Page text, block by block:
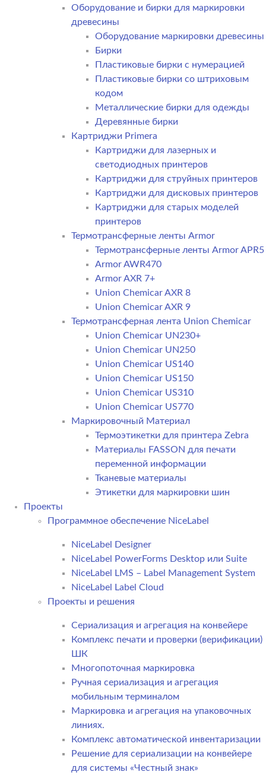
Оборудование и бирки для маркировки
древесины
Оборудование маркировки древесины
Бирки
Пластиковые бирки с нумерацией
Пластиковые бирки со штриховым
кодом
Металлические бирки для одежды
Деревянные бирки
Картриджи Primera
Картриджи для лазерных и
светодиодных принтеров
Картриджи для струйных принтеров
Картриджи для дисковых принтеров
Картриджи для старых моделей
принтеров
Термотрансферные ленты Armor
Термотрансферные ленты Armor APR5
Armor AWR470
Armor AXR 7+
Union Chemicar AXR 8
Union Chemicar AXR 9
Термотрансферная лента Union Chemicar
Union Chemicar UN230+
Union Chemicar UN250
Union Chemicar US140
Union Chemicar US150
Union Chemicar US310
Union Chemicar US770
Маркировочный Материал
Термоэтикетки для принтера Zebra
Материалы FASSON для печати
переменной информации
Тканевые материалы
Этикетки для маркировки шин
Проекты
Программное обеспечение NiceLabel
NiceLabel Designer
NiceLabel PowerForms Desktop или Suite
NiceLabel LMS – Label Management System
NiceLabel Label Cloud
Проекты и решения
Сериализация и агрегация на конвейере
Комплекс печати и проверки (верификации)
ШК
Многопоточная маркировка
Ручная сериализация и агрегация
мобильным терминалом
Маркировка и агрегация на упаковочных
линиях.
Комплекс автоматической инвентаризации
Решение для сериализации на конвейере
для системы «Честный знак»